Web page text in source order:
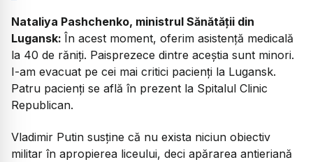
Nataliya Pashchenko, ministrul Sănătății din
Lugansk: În acest moment, oferim asistență medicală
la 40 de răniți. Paisprezece dintre aceștia sunt minori.
I-am evacuat pe cei mai critici pacienți la Lugansk.
Patru pacienți se află în prezent la Spitalul Clinic
Republican.
Vladimir Putin susține că nu exista niciun obiectiv
militar în apropierea liceului, deci apărarea antieriană